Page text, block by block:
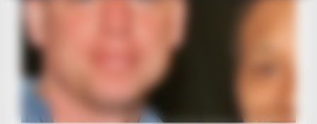
Meghan Markle's Daughter All Grown Up — See Her Now!